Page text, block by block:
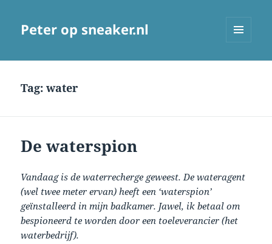
Peter op sneaker.nl
Tag:water
De waterspion
Vandaag is de waterrecherge geweest. De wateragent
(wel twee meter ervan) heeft een ‘waterspion’
geïnstalleerd in mijn badkamer. Jawel, ik betaal om
bespioneerd te worden door een toeleverancier (het
waterbedrijf).